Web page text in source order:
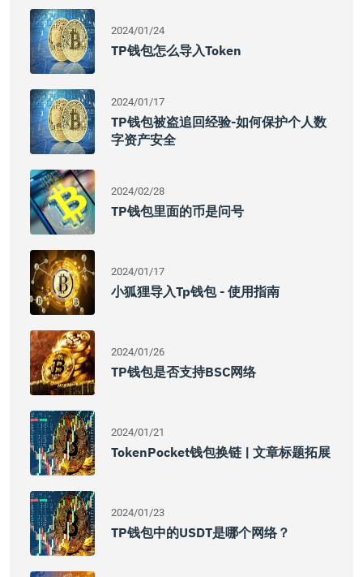
2024/01/24
TP钱包怎么导入Token
2024/01/17
TP钱包被盗追回经验-如何保护个人数
字资产安全
2024/02/28
TP钱包里面的币是问号
2024/01/17
小狐狸导入tp钱包 - 使用指南
2024/01/26
TP钱包是否支持BSC网络
2024/01/21
TokenPocket钱包换链 | 文章标题拓展
2024/01/23
TP钱包中的USDT是哪个网络？